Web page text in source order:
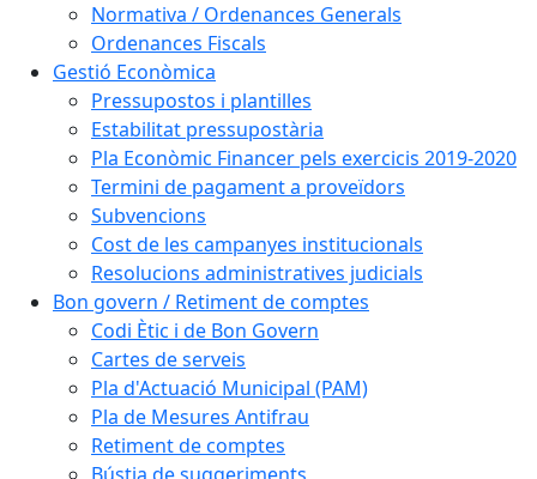
Normativa / Ordenances Generals
Ordenances Fiscals
Gestió Econòmica
Pressupostos i plantilles
Estabilitat pressupostària
Pla Econòmic Financer pels exercicis 2019-2020
Termini de pagament a proveïdors
Subvencions
Cost de les campanyes institucionals
Resolucions administratives judicials
Bon govern / Retiment de comptes
Codi Ètic i de Bon Govern
Cartes de serveis
Pla d'Actuació Municipal (PAM)
Pla de Mesures Antifrau
Retiment de comptes